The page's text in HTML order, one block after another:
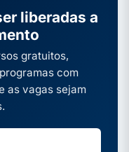
liberadas a
gratuitos,
com
as vagas sejam